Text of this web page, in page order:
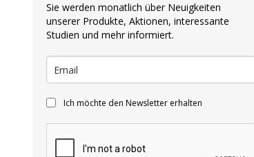
Sie werden monatlich über Neuigkeiten
unserer Produkte, Aktionen, interessante
Studien und mehr informiert.
Ich möchte den Newsletter erhalten